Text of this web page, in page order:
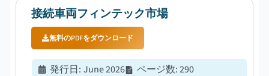
接続車両フィンテック市場
無料のPDFをダウンロード
発行日: June 2026 ページ数:290